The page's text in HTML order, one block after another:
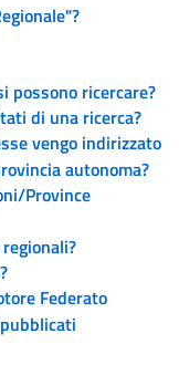
possono ricercare?
di una ricerca?
vengo indirizzato
autonoma?
Province
Federato